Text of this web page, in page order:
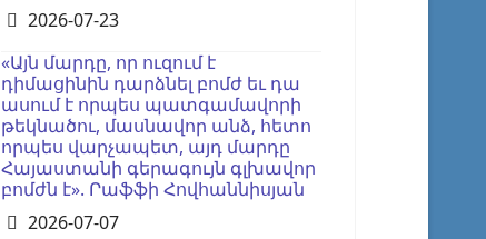
Details
2026-07-23
«Այն մարդը, որ ուզում է
դիմացինին դարձնել բոմժ եւ դա
ասում է որպես պատգամավորի
թեկնածու, մասնավոր անձ, հետո
որպես վարչապետ, այդ մարդը
Հայաստանի գերագույն գլխավոր
բոմժն է». Րաֆֆի Հովհաննիսյան
Details
2026-07-07